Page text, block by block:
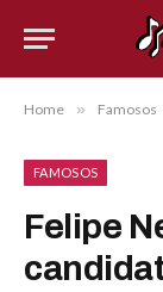
Home » Famosos
FAMOSOS
Felipe